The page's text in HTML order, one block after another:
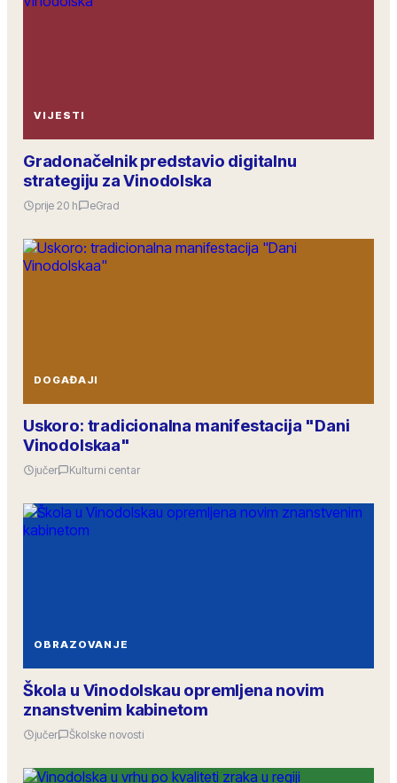
VIJESTI
Gradonačelnik predstavio digitalnu
strategiju za Vinodolska
prije 20 h eGrad
DOGAĐAJI
Uskoro: tradicionalna manifestacija "Dani
Vinodolskaa"
jučer Kulturni centar
OBRAZOVANJE
Škola u Vinodolskau opremljena novim
znanstvenim kabinetom
jučer Školske novosti